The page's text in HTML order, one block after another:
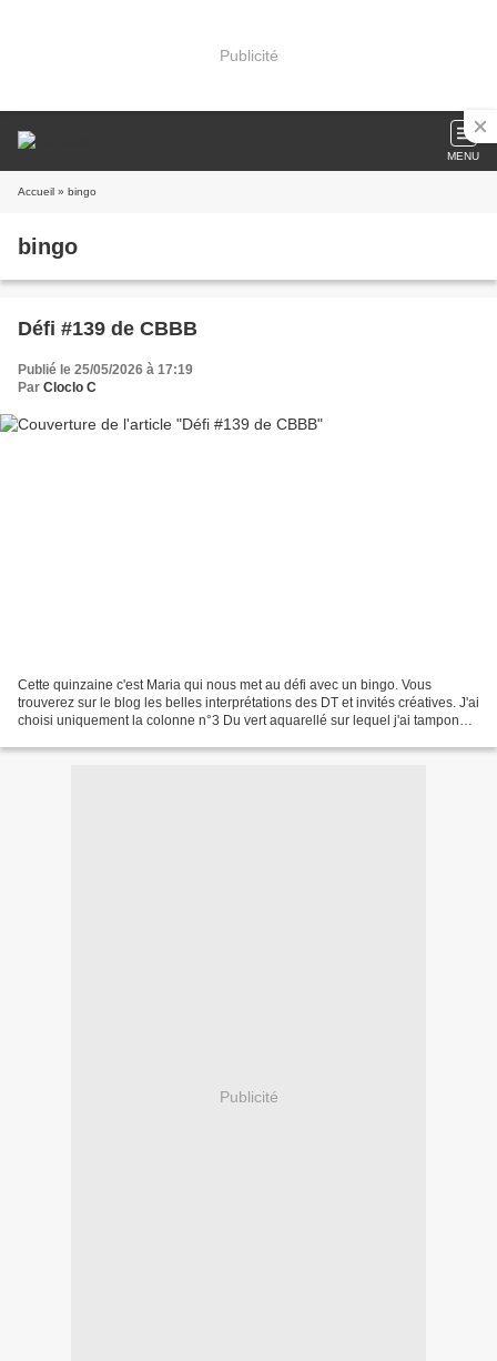
Publicité
MENU
Accueil » bingo
bingo
Défi #139 de CBBB
Publié le 25/05/2026 à 17:19
Par Cloclo C
Cette quinzaine c'est Maria qui nous met au défi avec un bingo. Vous
trouverez sur le blog les belles interprétations des DT et invités créatives. J'ai
choisi uniquement la colonne n°3 Du vert aquarellé sur lequel j'ai tamponné
Publicité